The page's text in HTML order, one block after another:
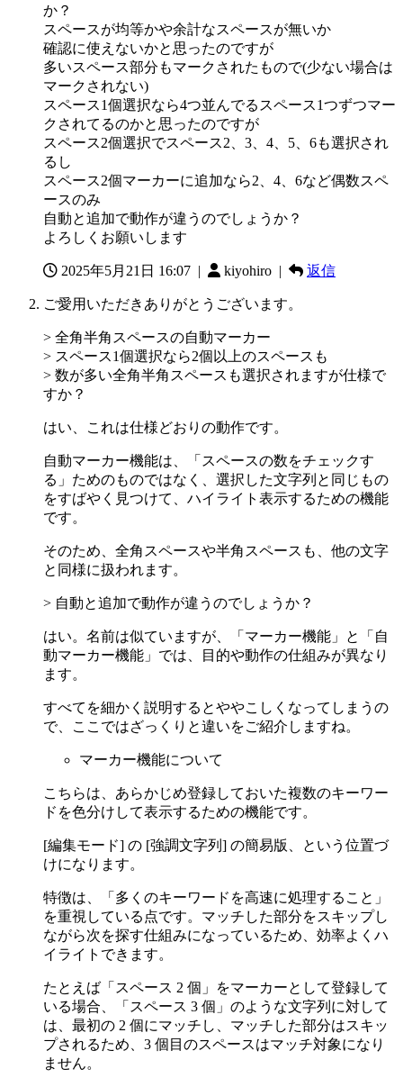
か？
スペースが均等かや余計なスペースが無いか
確認に使えないかと思ったのですが
多いスペース部分もマークされたもので(少ない場合は
マークされない)
スペース1個選択なら4つ並んでるスペース1つずつマー
クされてるのかと思ったのですが
スペース2個選択でスペース2、3、4、5、6も選択され
るし
スペース2個マーカーに追加なら2、4、6など偶数スペ
ースのみ
自動と追加で動作が違うのでしょうか？
よろしくお願いします
2025年5月21日 16:07 | kiyohiro | 返信
ご愛用いただきありがとうございます。
> 全角半角スペースの自動マーカー
> スペース1個選択なら2個以上のスペースも
> 数が多い全角半角スペースも選択されますが仕様で
すか？
はい、これは仕様どおりの動作です。
自動マーカー機能は、「スペースの数をチェックす
る」ためのものではなく、選択した文字列と同じもの
をすばやく見つけて、ハイライト表示するための機能
です。
そのため、全角スペースや半角スペースも、他の文字
と同様に扱われます。
> 自動と追加で動作が違うのでしょうか？
はい。名前は似ていますが、「マーカー機能」と「自
動マーカー機能」では、目的や動作の仕組みが異なり
ます。
すべてを細かく説明するとややこしくなってしまうの
で、ここではざっくりと違いをご紹介しますね。
マーカー機能について
こちらは、あらかじめ登録しておいた複数のキーワー
ドを色分けして表示するための機能です。
[編集モード] の [強調文字列] の簡易版、という位置づ
けになります。
特徴は、「多くのキーワードを高速に処理すること」
を重視している点です。マッチした部分をスキップし
ながら次を探す仕組みになっているため、効率よくハ
イライトできます。
たとえば「スペース 2 個」をマーカーとして登録して
いる場合、「スペース 3 個」のような文字列に対して
は、最初の 2 個にマッチし、マッチした部分はスキッ
プされるため、3 個目のスペースはマッチ対象になり
ません。